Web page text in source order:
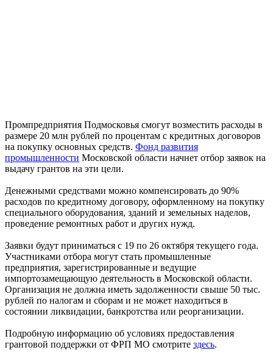
Промпредприятия Подмосковья смогут возместить расходы в
размере 20 млн рублей по процентам с кредитных договоров
на покупку основных средств. Фонд развития
промышленности Московской области начнет отбор заявок на
выдачу грантов на эти цели.
Денежными средствами можно компенсировать до 90%
расходов по кредитному договору, оформленному на покупку
специального оборудования, зданий и земельных наделов,
проведение ремонтных работ и других нужд.
Заявки будут приниматься с 19 по 26 октября текущего года.
Участниками отбора могут стать промышленные
предприятия, зарегистрированные и ведущие
импортозамещающую деятельность в Московской области.
Организация не должна иметь задолженности свыше 50 тыс.
рублей по налогам и сборам и не может находиться в
состоянии ликвидации, банкротства или реорганизации.
Подробную информацию об условиях предоставления
грантовой поддержки от ФРП МО смотрите здесь.